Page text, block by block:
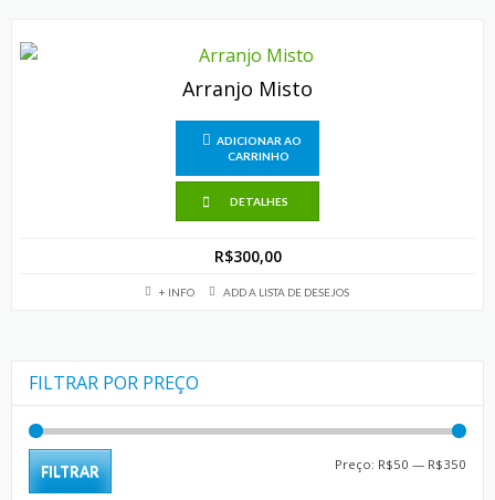
Arranjo Misto
ADICIONAR AO
CARRINHO
DETALHES
R$300,00
+ INFO ADD A LISTA DE DESEJOS
FILTRAR POR PREÇO
FILTRAR Preço: R$50 — R$350